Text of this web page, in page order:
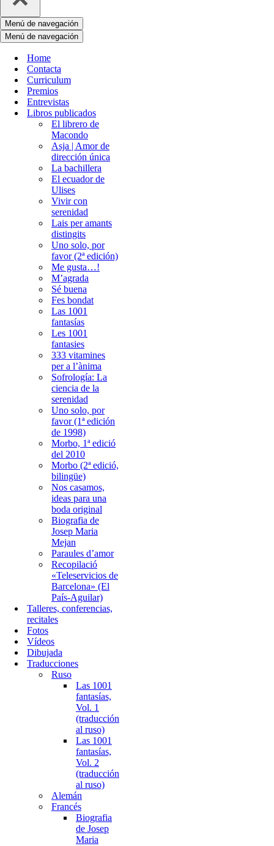
Menú de navegación
Menú de navegación
Home
Contacta
Curriculum
Premios
Entrevistas
Libros publicados
El librero de
Macondo
Asja | Amor de
dirección única
La bachillera
El ecuador de
Ulises
Vivir con
serenidad
Lais per amants
distingits
Uno solo, por
favor (2ª edición)
Me gusta…!
M’agrada
Sé buena
Fes bondat
Las 1001
fantasías
Les 1001
fantasies
333 vitamines
per a l’ànima
Sofrología: La
ciencia de la
serenidad
Uno solo, por
favor (1ª edición
de 1998)
Morbo, 1ª edició
del 2010
Morbo (2ª edició,
bilingüe)
Nos casamos,
ideas para una
boda original
Biografia de
Josep Maria
Mejan
Paraules d’amor
Recopilació
«Teleservicios de
Barcelona» (El
País-Aguilar)
Talleres, conferencias,
recitales
Fotos
Vídeos
Dibujada
Traducciones
Ruso
Las 1001
fantasías,
Vol. 1
(traducción
al ruso)
Las 1001
fantasías,
Vol. 2
(traducción
al ruso)
Alemán
Francés
Biografia
de Josep
Maria